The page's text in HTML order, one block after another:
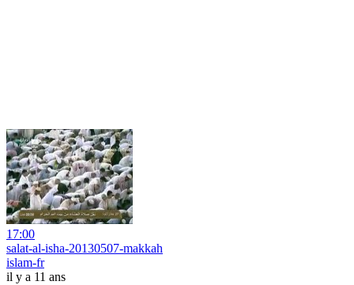
17:00
salat-al-isha-20130507-makkah
islam-fr
il y a 11 ans